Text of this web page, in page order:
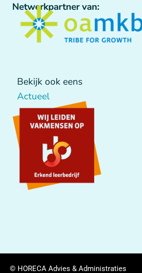
Netwerkpartner van:
Bekijk ook eens
Actueel
© HORECA Advies & Administraties